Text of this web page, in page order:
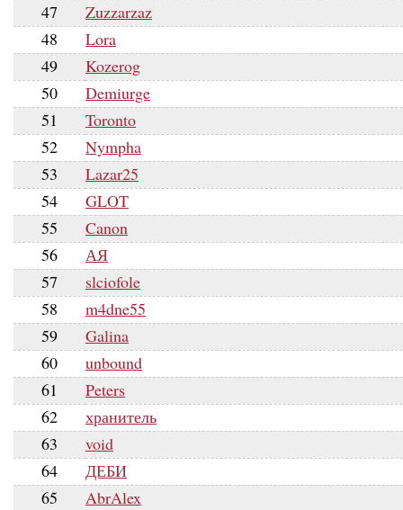
47
Zuzzarzaz
48
Lora
49
Kozerog
50
Demiurge
51
Toronto
52
Nympha
53
Lazar25
54
GLOT
55
Canon
56
АЯ
57
slciofole
58
m4dne55
59
Galina
60
unbound
61
Peters
62
хранитель
63
void
64
ДЕБИ
65
AbrAlex